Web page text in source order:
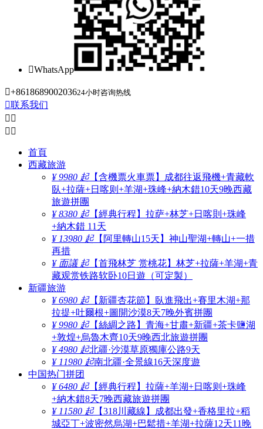
WhatsApp
+861868900203624小时咨询热线
联系我们
 
 
首頁
西藏旅游
¥ 9980 起【含機票火車票】成都往返飛機+青藏軟
臥+拉薩+日喀则+羊湖+珠峰+納木錯10天9晚西藏
旅遊拼團
¥ 8380 起【經典行程】拉萨+林芝+日喀則+珠峰
+納木錯 11天
¥ 13980 起【阿里轉山15天】神山聖湖+轉山+一措
再措
¥ 面議 起【首飛林芝 赏桃花】林芝+拉薩+羊湖+青
藏观赏铁路软卧10日遊（可定製）
新疆旅游
¥ 6980 起【新疆杏花節】臥進飛出+賽里木湖+那
拉提+吐爾根+圖開沙漠8天7晚外賓拼團
¥ 9980 起【絲綢之路】青海+甘肅+新疆+茶卡鹽湖
+敦煌+烏魯木齊10天9晚西北旅遊拼團
¥ 4980 起北疆·沙漠草原獨庫公路9天
¥ 11980 起南北疆·全景線16天深度遊
中国热门拼团
¥ 6480 起【經典行程】拉薩+羊湖+日喀则+珠峰
+納木錯8天7晚西藏旅遊拼團
¥ 11580 起【318川藏線】成都出發+香格里拉+稻
城亞丁+波密然烏湖+巴鬆措+羊湖+拉薩12天11晚